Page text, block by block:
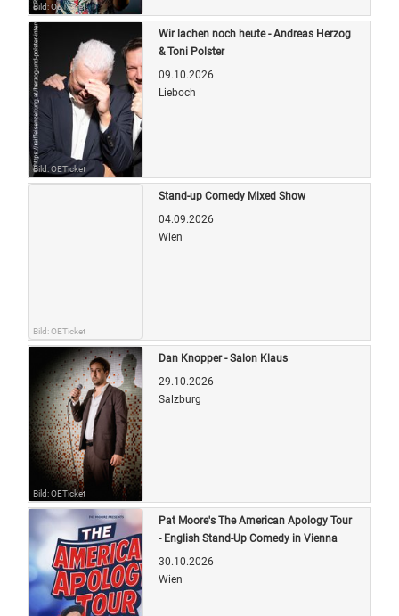
Bild: OETicket
Bild: OETicket
Wir lachen noch heute - Andreas Herzog
& Toni Polster
09.10.2026
Lieboch
Bild: OETicket
Stand-up Comedy Mixed Show
04.09.2026
Wien
Bild: OETicket
Dan Knopper - Salon Klaus
29.10.2026
Salzburg
Pat Moore's The American Apology Tour
- English Stand-Up Comedy in Vienna
30.10.2026
Wien